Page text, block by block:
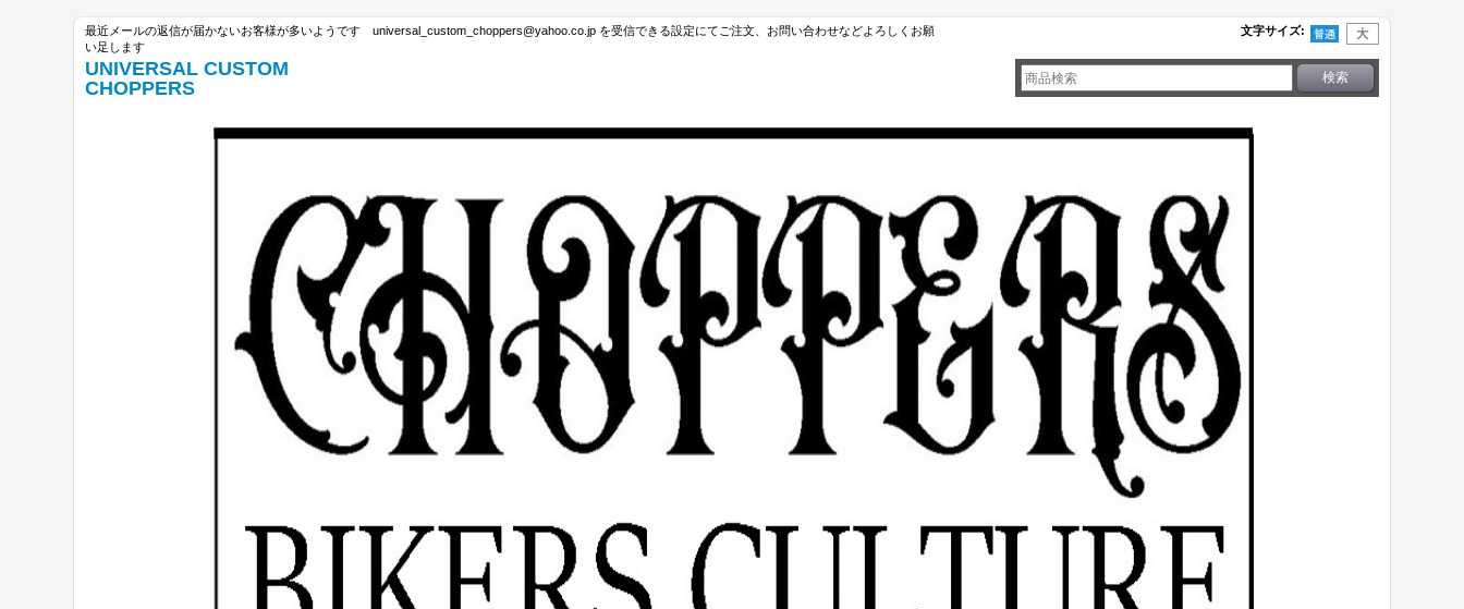
最近メールの返信が届かないお客様が多いようです universal_custom_choppers@yahoo.co.jp を受信できる設定にてご注文、お問い合わせなどよろしくお願
い足します
文字サイズ:
UNIVERSAL CUSTOM
CHOPPERS